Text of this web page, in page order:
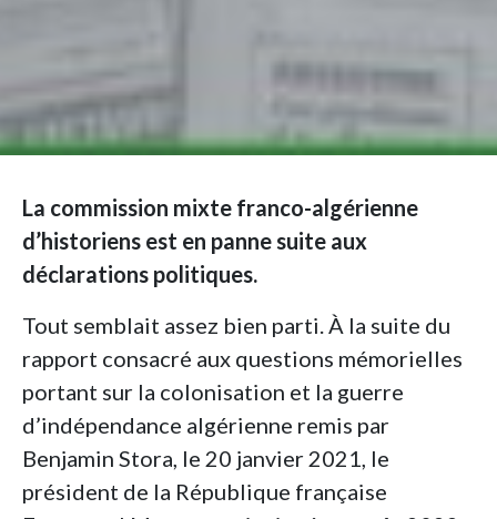
La commission mixte franco-algérienne
d’historiens est en panne suite aux
déclarations politiques.
Tout semblait assez bien parti. À la suite du
rapport consacré aux questions mémorielles
portant sur la colonisation et la guerre
d’indépendance algérienne remis par
Benjamin Stora, le 20 janvier 2021, le
président de la République française